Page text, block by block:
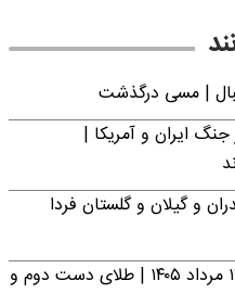
| مسی درگذشت
ایران و آمریکا |
و گیلان و گلستان فردا
خبر فوری از قیمت طلا امروز شنبه ۱۷ مرداد ۱۴۰۵ | طلای دست دوم و